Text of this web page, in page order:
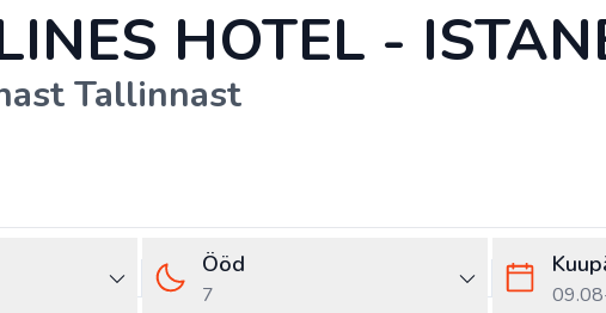
HOTEL -
Tallinnast
Ööd
7 09.08